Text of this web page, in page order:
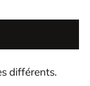
différents.